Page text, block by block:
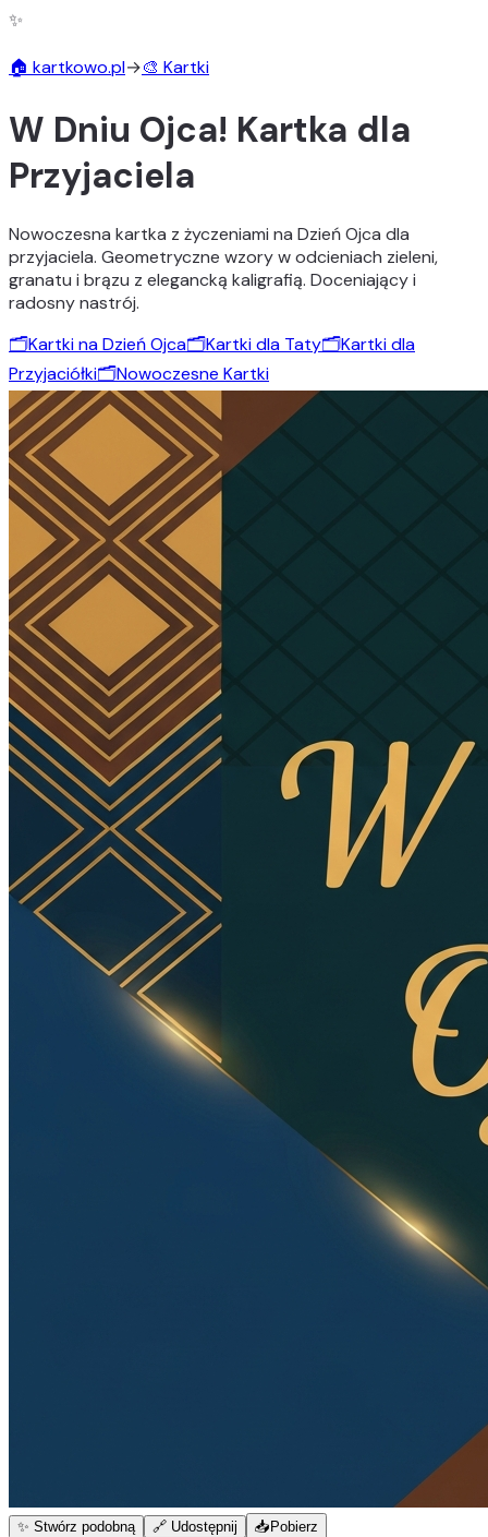
✨
🏠 kartkowo.pl→🎨 Kartki
W Dniu Ojca! Kartka dla
Przyjaciela
Nowoczesna kartka z życzeniami na Dzień Ojca dla
przyjaciela. Geometryczne wzory w odcieniach zieleni,
granatu i brązu z elegancką kaligrafią. Doceniający i
radosny nastrój.
🗂️Kartki na Dzień Ojca🗂️Kartki dla Taty🗂️Kartki dla
Przyjaciółki🗂️Nowoczesne Kartki
✨ Stwórz podobną 🔗 Udostępnij 📥 Pobierz